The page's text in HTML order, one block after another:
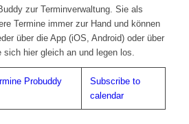
zur Terminverwaltung. Sie als
Termine immer zur Hand und können
über die App (iOS, Android) oder über
hier gleich an und legen los.
Probuddy
Subscribe to
calendar